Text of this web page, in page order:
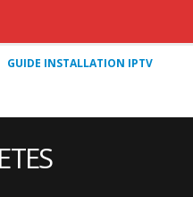
GUIDE INSTALLATION IPTV